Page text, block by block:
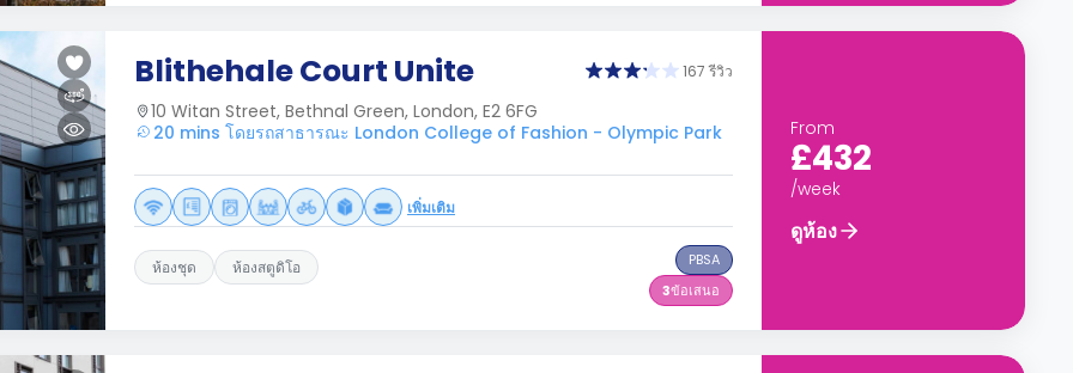
Blithehale Court Unite 167 รีวิว
10 Witan Street, Bethnal Green, London, E2 6FG
20 mins โดยรถสาธารณะ London College of Fashion - Olympic Park
เพิ่มเติม
ห้องชุด ห้องสตูดิโอ
PBSA
3ข้อเสนอ
From
£432
/week
ดูห้อง